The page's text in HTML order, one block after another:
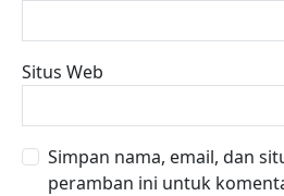
Situs Web
Simpan nama, email, dan
peramban ini untuk